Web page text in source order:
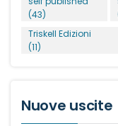
(43)
Triskell Edizioni
(11)
Nuove uscite